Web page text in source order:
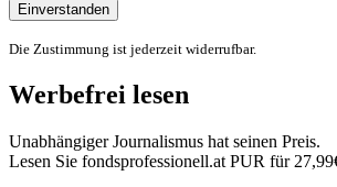
Einverstanden
Die Zustimmung ist jederzeit widerrufbar.
Werbefrei lesen
Unabhängiger Journalismus hat seinen Preis.
Lesen Sie fondsprofessionell.at PUR für